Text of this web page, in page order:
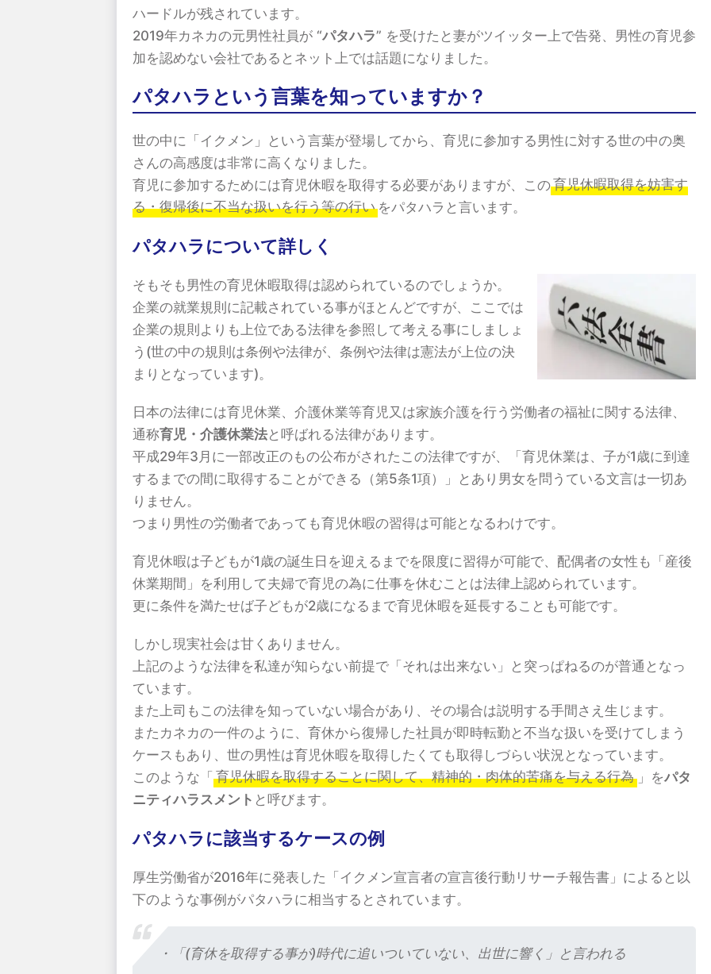
ハードルが残されています。
2019年カネカの元男性社員が “パタハラ” を受けたと妻がツイッター上で告発、男性の育児参
加を認めない会社であるとネット上では話題になりました。
パタハラという言葉を知っていますか？
世の中に「イクメン」という言葉が登場してから、育児に参加する男性に対する世の中の奥
さんの高感度は非常に高くなりました。
育児に参加するためには育児休暇を取得する必要がありますが、この育児休暇取得を妨害す
る・復帰後に不当な扱いを行う等の行い をパタハラと言います。
パタハラについて詳しく
そもそも男性の育児休暇取得は認められているのでしょうか。
企業の就業規則に記載されている事がほとんどですが、ここでは
企業の規則よりも上位である法律を参照して考える事にしましょ
う(世の中の規則は条例や法律が、条例や法律は憲法が上位の決
まりとなっています)。
日本の法律には育児休業、介護休業等育児又は家族介護を行う労働者の福祉に関する法律、
通称育児・介護休業法と呼ばれる法律があります。
平成29年3月に一部改正のもの公布がされたこの法律ですが、「育児休業は、子が1歳に到達
するまでの間に取得することができる（第5条1項）」とあり男女を問うている文言は一切あ
りません。
つまり男性の労働者であっても育児休暇の習得は可能となるわけです。
育児休暇は子どもが1歳の誕生日を迎えるまでを限度に習得が可能で、配偶者の女性も「産後
休業期間」を利用して夫婦で育児の為に仕事を休むことは法律上認められています。
更に条件を満たせば子どもが2歳になるまで育児休暇を延長することも可能です。
しかし現実社会は甘くありません。
上記のような法律を私達が知らない前提で「それは出来ない」と突っぱねるのが普通となっ
ています。
また上司もこの法律を知っていない場合があり、その場合は説明する手間さえ生じます。
またカネカの一件のように、育休から復帰した社員が即時転勤と不当な扱いを受けてしまう
ケースもあり、世の男性は育児休暇を取得したくても取得しづらい状況となっています。
このような「 育児休暇を取得することに関して、精神的・肉体的苦痛を与える行為」をパタ
ニティハラスメント と呼びます。
パタハラに該当するケースの例
厚生労働省が2016年に発表した「イクメン宣言者の宣言後行動リサーチ報告書」によると以
下のような事例がパタハラに相当するとされています。
・「(育休を取得する事が)時代に追いついていない、出世に響く」と言われる